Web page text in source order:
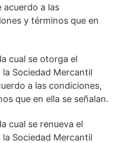
acuerdo a las
y términos que en
cual se otorga el
Sociedad Mercantil
a las condiciones,
que en ella se señalan.
cual se renueva el
Sociedad Mercantil